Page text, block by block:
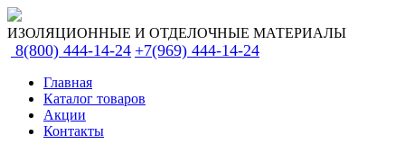
ИЗОЛЯЦИОННЫЕ И ОТДЕЛОЧНЫЕ МАТЕРИАЛЫ
8(800) 444-14-24 +7(969) 444-14-24
Главная
Каталог товаров
Акции
Контакты